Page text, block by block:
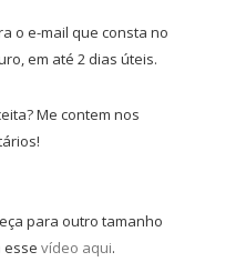
o e-mail que consta no
em até 2 dias úteis.
Me contem nos
para outro tamanho
essevídeo aqui.